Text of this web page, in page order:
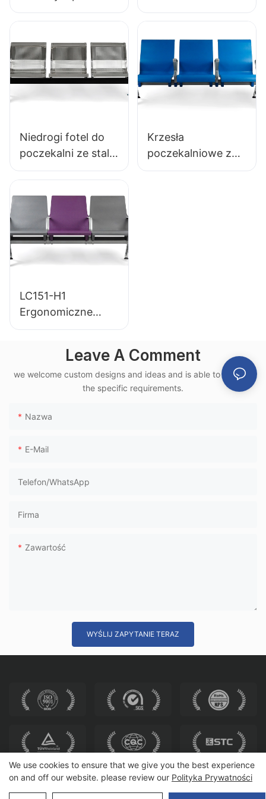
poliuretanowej,
fabrycznie, IC091
HEWEI SEATING
laboratoryjne z
poliuretanowej
LD13 HEWEI
SEATING
Niedrogi fotel do
poczekalni ze stali
nierdzewnej
do różnych
przestrzeni
publicznych
Krzesła
poczekalniowe z
powłoką
LC151-H1
Ergonomiczne
krzesło poczekalni
aluminiową ramą
PU do użytku w
terminalu kolei
Leave A Comment
we welcome custom designs and ideas and is able to cater to
the specific requirements.
Nazwa
E-Mail
Telefon/WhatsApp
Firma
Zawartość
WYŚLIJ ZAPYTANIE TERAZ
We use cookies to ensure that we give you the best experience
on and off our website. please review our Polityka Prywatności